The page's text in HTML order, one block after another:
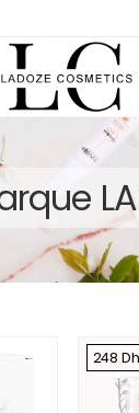
menu
248